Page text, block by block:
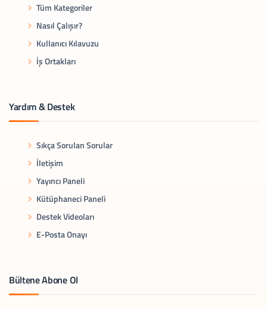
Tüm Kategoriler
Nasıl Çalışır?
Kullanıcı Kılavuzu
İş Ortakları
Yardım & Destek
Sıkça Sorulan Sorular
İletişim
Yayıncı Paneli
Kütüphaneci Paneli
Destek Videoları
E-Posta Onayı
Bültene Abone Ol